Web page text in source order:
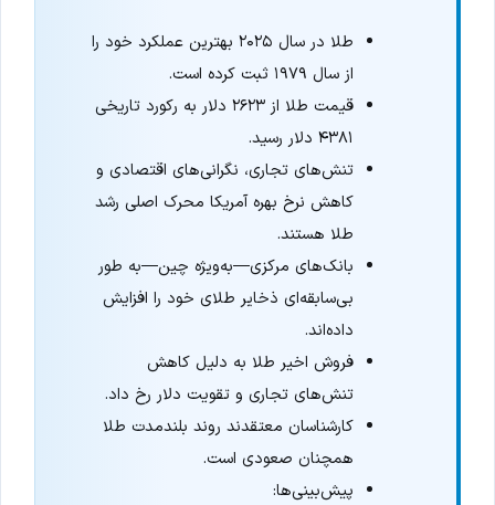
طلا در سال ۲۰۲۵ بهترین عملکرد خود را
از سال ۱۹۷۹ ثبت کرده است.
قیمت طلا از ۲۶۲۳ دلار به رکورد تاریخی
۴۳۸۱ دلار رسید.
تنش‌های تجاری، نگرانی‌های اقتصادی و
کاهش نرخ بهره آمریکا محرک اصلی رشد
طلا هستند.
بانک‌های مرکزی—به‌ویژه چین—به طور
بی‌سابقه‌ای ذخایر طلای خود را افزایش
داده‌اند.
فروش اخیر طلا به دلیل کاهش
تنش‌های تجاری و تقویت دلار رخ داد.
کارشناسان معتقدند روند بلندمدت طلا
همچنان صعودی است.
پیش‌بینی‌ها: